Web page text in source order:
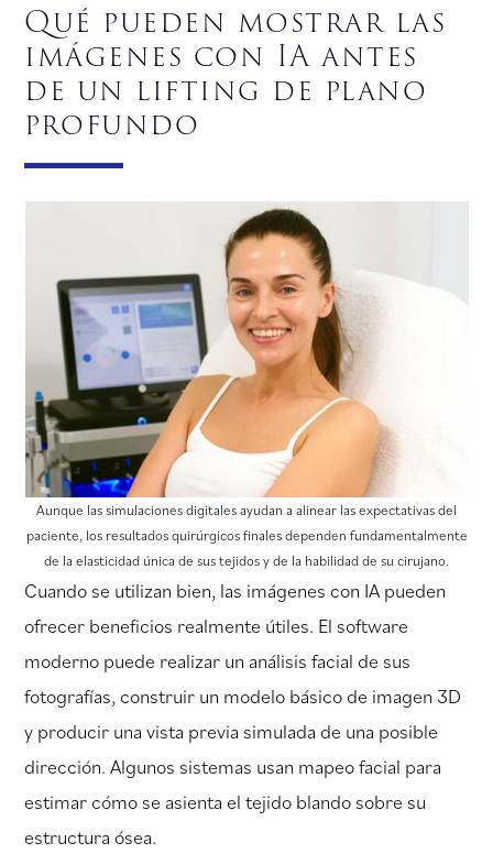
Qué pueden mostrar las
imágenes con IA antes
de un lifting de plano
profundo
Aunque las simulaciones digitales ayudan a alinear las expectativas del
paciente, los resultados quirúrgicos finales dependen fundamentalmente
de la elasticidad única de sus tejidos y de la habilidad de su cirujano.
Cuando se utilizan bien, las imágenes con IA pueden
ofrecer beneficios realmente útiles. El software
moderno puede realizar un análisis facial de sus
fotografías, construir un modelo básico de imagen 3D
y producir una vista previa simulada de una posible
dirección. Algunos sistemas usan mapeo facial para
estimar cómo se asienta el tejido blando sobre su
estructura ósea.